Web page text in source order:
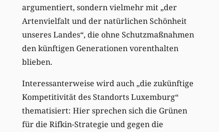
argumentiert, sondern vielmehr mit „der
Artenvielfalt und der natürlichen Schönheit
unseres Landes“, die ohne Schutzmaßnahmen
den künftigen Generationen vorenthalten
blieben.
Interessanterweise wird auch „die zukünftige
Kompetitivität des Standorts Luxemburg“
thematisiert: Hier sprechen sich die Grünen
für die Rifkin-Strategie und gegen die